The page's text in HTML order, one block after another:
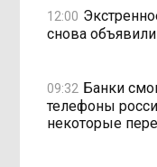
12:00
снова
09:32 Банки
телефоны
некоторые